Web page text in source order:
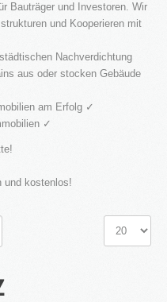
Verkauf von Wohnungen und
in
Bauträger und Investoren. Wir
und Kooperieren mit
Nachverdichtung
aus oder stocken Gebäude
am Erfolg ✓
✓
und kostenlos!
Anzeige